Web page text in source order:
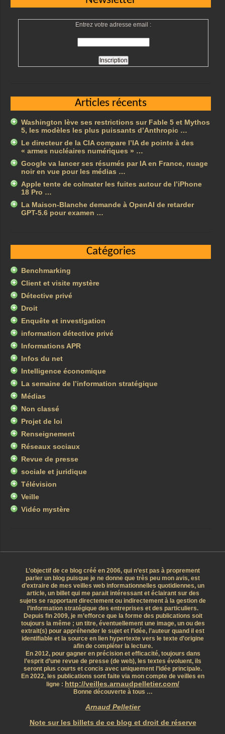
Entrez votre adresse email :
Articles récents
Washington lève ses restrictions sur Fable 5 et Mythos
5, les modèles les plus puissants d’Anthropic …
Le directeur de la CIA compare l’IA de pointe à des
« armes nucléaires numériques » …
Google va lancer ses résumés par IA en France, nuage
noir en vue pour les médias …
Apple tente de colmater les fuites autour de l’iPhone
18 Pro …
La Maison-Blanche demande à OpenAI de retarder
GPT-5.6 pour examen …
Catégories
Benchmarking
Client et visite mystère
Détective privé
Droit
Enquête et investigation
information détective privé
Informations APR
Infos du net
Intelligence économique
La semaine de l’information stratégique
Médias
Non classé
Projet de loi
Renseignement
Réseaux sociaux
Revue de presse
sociale et juridique
Télévision
Veille
Vidéo mystère
L’objectif de ce blog créé en 2006, qui n’est pas à proprement
parler un blog puisque je ne donne que très peu mon avis, est
d’extraire de mes veilles web informationnelles quotidiennes, un
article, un billet qui me parait intéressant et éclairant sur des
sujets se rapportant directement ou indirectement à la gestion de
l’information stratégique des entreprises et des particuliers.
Depuis fin 2009, je m’efforce que la forme des publications soit
toujours la même ; un titre, éventuellement une image, un ou des
extrait(s) pour appréhender le sujet et l’idée, l’auteur quand il est
identifiable et la source en lien hypertexte vers le texte d’origine
afin de compléter la lecture.
En 2012, pour gagner en précision et efficacité, toujours dans
l’esprit d’une revue de presse (de web), les textes évoluent, ils
seront plus courts et concis avec uniquement l’idée principale.
En 2022, les publications sont faite via mon compte de veilles en
ligne : http://veilles.arnaudpelletier.com/
Bonne découverte à tous …
Arnaud Pelletier
Note sur les billets de ce blog et droit de réserve